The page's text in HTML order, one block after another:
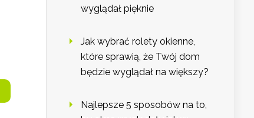
wyglądał pięknie
Jak wybrać rolety okienne,
które sprawią, że Twój dom
będzie wyglądał na większy?
Najlepsze 5 sposobów na to,